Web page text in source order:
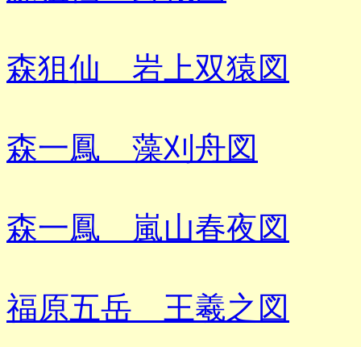
森狙仙 岩上双猿図
森一鳳 藻刈舟図
森一鳳 嵐山春夜図
福原五岳 王羲之図